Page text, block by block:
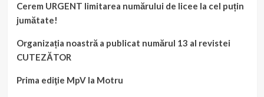
Cerem URGENT limitarea numărului de licee la cel puțin
jumătate!
Organizația noastră a publicat numărul 13 al revistei
CUTEZĂTOR
Prima ediţie MpV la Motru